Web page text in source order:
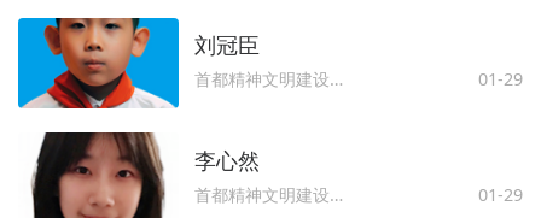
刘冠臣
首都精神文明建设委员会办公室 01-29
李心然
首都精神文明建设委员会办公室 01-29